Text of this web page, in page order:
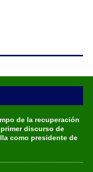
de la recuperación
discurso de
como presidente de